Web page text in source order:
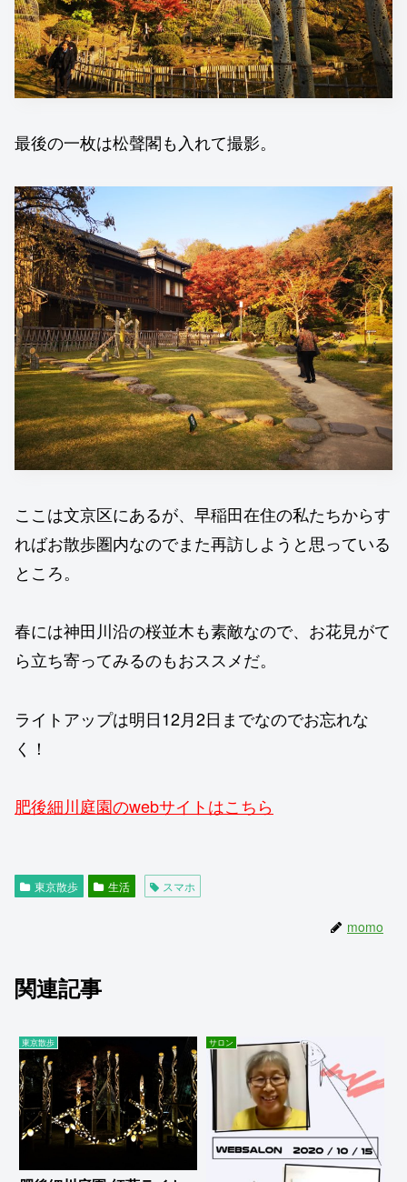
最後の一枚は松聲閣も入れて撮影。
ここは文京区にあるが、早稲田在住の私たちからす
ればお散歩圏内なのでまた再訪しようと思っている
ところ。
春には神田川沿の桜並木も素敵なので、お花見がて
ら立ち寄ってみるのもおススメだ。
ライトアップは明日12月2日までなのでお忘れな
く！
肥後細川庭園のwebサイトはこちら
東京散歩 生活 スマホ
momo
関連記事
東京散歩 サロン